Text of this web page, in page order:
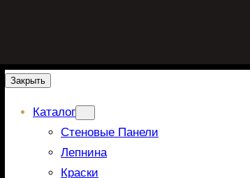
Закрыть
Каталог
Стеновые Панели
Лепнина
Краски